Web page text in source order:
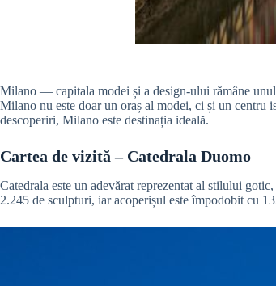
Milano — capitala modei și a design-ului rămâne
Milano nu este doar un oraș al modei, ci și un centru
descoperiri, Milano este destinația ideală.
Cartea de vizită – Catedrala Duomo
Catedrala este un adevărat reprezentat al stilului
2.245 de sculpturi, iar acoperișul este împodobit cu